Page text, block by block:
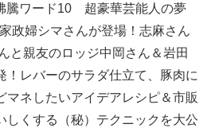
ワード10 超豪華芸能人の夢
政婦シマさんが登場！志麻さん
と親友のロッジ中岡さん＆岩田
！レバーのサラダ仕立て、豚肉に
マネしたいアイデアレシピ＆市販
しくする（秘）テクニックを大公